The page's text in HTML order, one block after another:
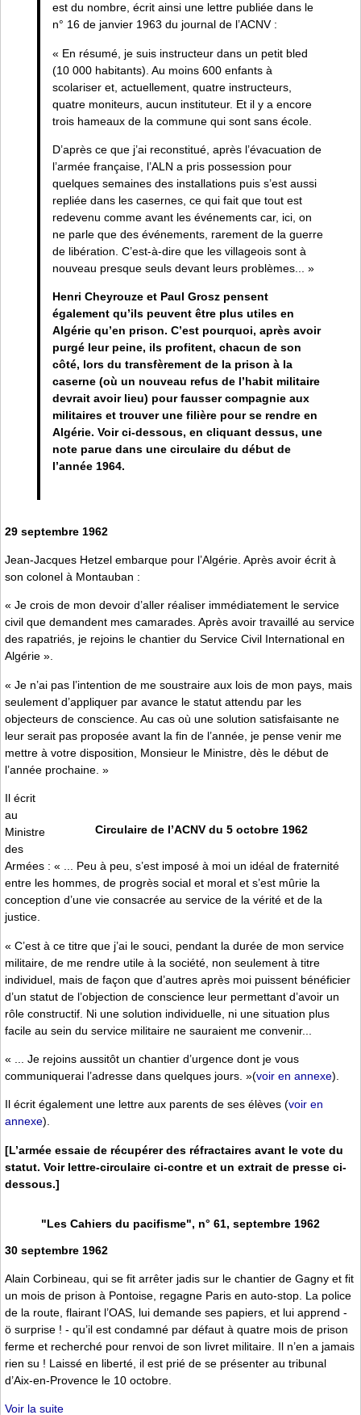
est du nombre, écrit ainsi une lettre publiée dans le
n° 16 de janvier 1963 du journal de l’ACNV :
« En résumé, je suis instructeur dans un petit bled
(10 000 habitants). Au moins 600 enfants à
scolariser et, actuellement, quatre instructeurs,
quatre moniteurs, aucun instituteur. Et il y a encore
trois hameaux de la commune qui sont sans école.
D’après ce que j’ai reconstitué, après l’évacuation de
l’armée française, l’ALN a pris possession pour
quelques semaines des installations puis s’est aussi
repliée dans les casernes, ce qui fait que tout est
redevenu comme avant les événements car, ici, on
ne parle que des événements, rarement de la guerre
de libération. C’est-à-dire que les villageois sont à
nouveau presque seuls devant leurs problèmes... »
Henri Cheyrouze et Paul Grosz pensent
également qu’ils peuvent être plus utiles en
Algérie qu’en prison. C’est pourquoi, après avoir
purgé leur peine, ils profitent, chacun de son
côté, lors du transfèrement de la prison à la
caserne (où un nouveau refus de l’habit militaire
devrait avoir lieu) pour fausser compagnie aux
militaires et trouver une filière pour se rendre en
Algérie. Voir ci-dessous, en cliquant dessus, une
note parue dans une circulaire du début de
l’année 1964.
29 septembre 1962
Jean-Jacques Hetzel embarque pour l’Algérie. Après avoir écrit à
son colonel à Montauban :
« Je crois de mon devoir d’aller réaliser immédiatement le service
civil que demandent mes camarades. Après avoir travaillé au service
des rapatriés, je rejoins le chantier du Service Civil International en
Algérie ».
« Je n’ai pas l’intention de me soustraire aux lois de mon pays, mais
seulement d’appliquer par avance le statut attendu par les
objecteurs de conscience. Au cas où une solution satisfaisante ne
leur serait pas proposée avant la fin de l’année, je pense venir me
mettre à votre disposition, Monsieur le Ministre, dès le début de
l’année prochaine. »
Circulaire de l’ACNV du 5 octobre 1962
Il écrit
au
Ministre
des
Armées : « ... Peu à peu, s’est imposé à moi un idéal de fraternité
entre les hommes, de progrès social et moral et s’est mûrie la
conception d’une vie consacrée au service de la vérité et de la
justice.
« C’est à ce titre que j’ai le souci, pendant la durée de mon service
militaire, de me rendre utile à la société, non seulement à titre
individuel, mais de façon que d’autres après moi puissent bénéficier
d’un statut de l’objection de conscience leur permettant d’avoir un
rôle constructif. Ni une solution individuelle, ni une situation plus
facile au sein du service militaire ne sauraient me convenir...
« ... Je rejoins aussitôt un chantier d’urgence dont je vous
communiquerai l’adresse dans quelques jours. »(voir en annexe).
Il écrit également une lettre aux parents de ses élèves (voir en
annexe).
[L’armée essaie de récupérer des réfractaires avant le vote du
statut. Voir lettre-circulaire ci-contre et un extrait de presse ci-
dessous.]
"Les Cahiers du pacifisme", n° 61, septembre 1962
30 septembre 1962
Alain Corbineau, qui se fit arrêter jadis sur le chantier de Gagny et fit
un mois de prison à Pontoise, regagne Paris en auto-stop. La police
de la route, flairant l’OAS, lui demande ses papiers, et lui apprend -
ö surprise ! - qu’il est condamné par défaut à quatre mois de prison
ferme et recherché pour renvoi de son livret militaire. Il n’en a jamais
rien su ! Laissé en liberté, il est prié de se présenter au tribunal
d’Aix-en-Provence le 10 octobre.
Voir la suite